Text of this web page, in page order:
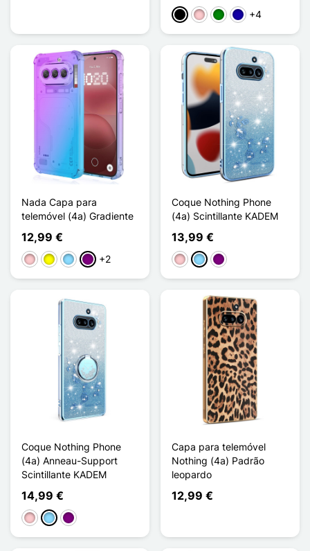
PretoRosaVerdeAzul Escuro
+4
Nada Capa para
telemóvel (4a) Gradiente
12,99 €
RosaAmareloAzul Claro
Púrpura
+2
Coque Nothing Phone
(4a) Scintillante KADEM
13,99 €
RosaAzul Claro
Púrpura
Coque Nothing Phone
(4a) Anneau-Support
Scintillante KADEM
14,99 €
RosaAzul Claro
Púrpura
Capa para telemóvel
Nothing (4a) Padrão
leopardo
12,99 €